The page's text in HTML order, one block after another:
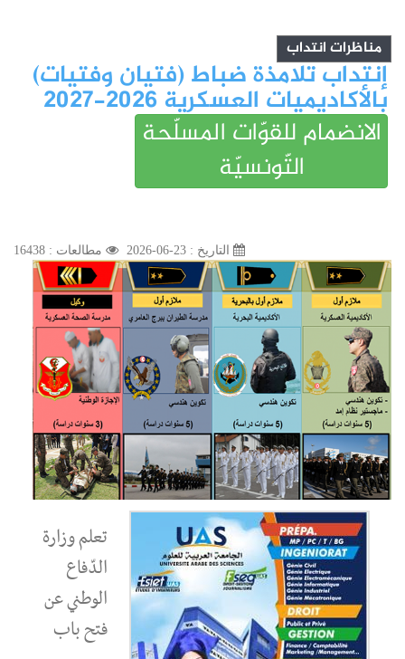
مناظرات انتداب
إنتداب تلامذة ضباط (فتيان وفتيات)
بالأكاديميات العسكرية 2026-2027
الانضمام للقوّات المسلّحة
التّونسيّة
التاريخ : 23-06-2026 مطالعات : 16438
تعلم وزارة
الدّفاع
الوطني عن
فتح باب